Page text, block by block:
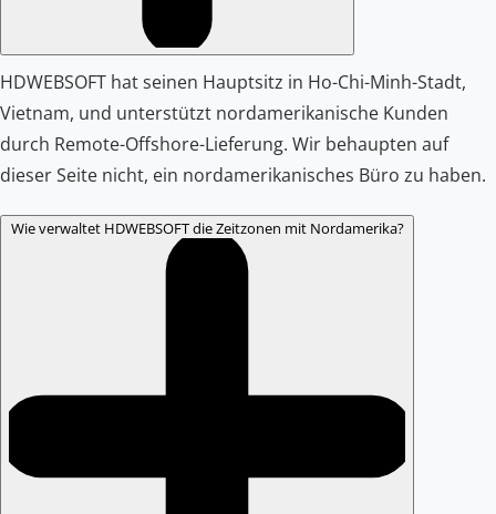
HDWEBSOFT hat seinen Hauptsitz in Ho-Chi-Minh-Stadt,
Vietnam, und unterstützt nordamerikanische Kunden
durch Remote-Offshore-Lieferung. Wir behaupten auf
dieser Seite nicht, ein nordamerikanisches Büro zu haben.
Wie verwaltet HDWEBSOFT die Zeitzonen mit Nordamerika?